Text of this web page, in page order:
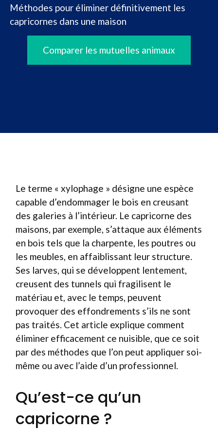
Méthodes pour éliminer définitivement les
capricornes dans une maison
Comparer les mutuelles animaux
Le terme « xylophage » désigne une espèce
capable d’endommager le bois en creusant
des galeries à l’intérieur. Le capricorne des
maisons, par exemple, s’attaque aux éléments
en bois tels que la charpente, les poutres ou
les meubles, en affaiblissant leur structure.
Ses larves, qui se développent lentement,
creusent des tunnels qui fragilisent le
matériau et, avec le temps, peuvent
provoquer des effondrements s’ils ne sont
pas traités. Cet article explique comment
éliminer efficacement ce nuisible, que ce soit
par des méthodes que l’on peut appliquer soi-
même ou avec l’aide d’un professionnel.
Qu’est-ce qu’un
capricorne ?